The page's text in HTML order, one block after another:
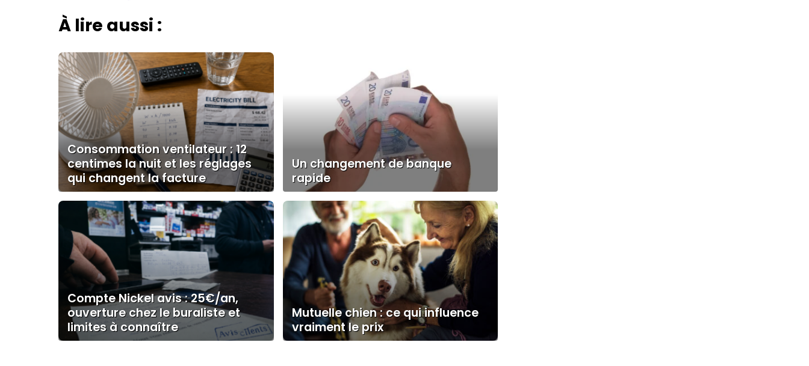
À lire aussi :
Consommation ventilateur : 12
centimes la nuit et les réglages
qui changent la facture
Un changement de banque
rapide
Compte Nickel avis : 25€/an,
ouverture chez le buraliste et
limites à connaître
Mutuelle chien : ce qui influence
vraiment le prix